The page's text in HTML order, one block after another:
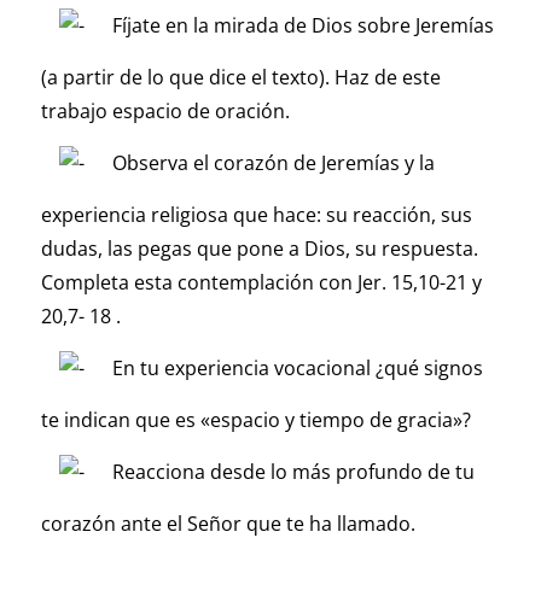
Fíjate en la mirada de Dios sobre Jeremías
(a partir de lo que dice el texto). Haz de este
trabajo espacio de oración.
Observa el corazón de Jeremías y la
experiencia religiosa que hace: su reacción, sus
dudas, las pegas que pone a Dios, su respuesta.
Completa esta contemplación con Jer. 15,10-21 y
20,7- 18 .
En tu experiencia vocacional ¿qué signos
te indican que es «espacio y tiempo de gracia»?
Reacciona desde lo más profundo de tu
corazón ante el Señor que te ha llamado.